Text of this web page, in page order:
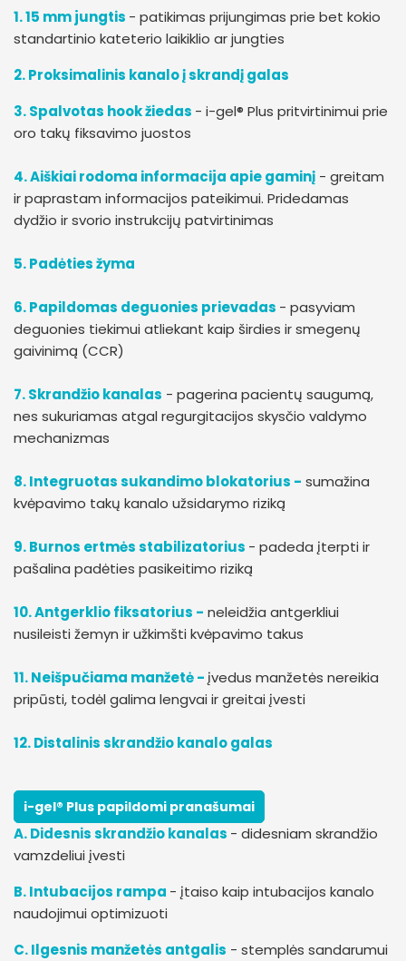
1. 15 mm jungtis - patikimas prijungimas prie bet kokio
standartinio kateterio laikiklio ar jungties
2. Proksimalinis kanalo į skrandį galas
3. Spalvotas hook žiedas - i-gel® Plus pritvirtinimui prie
oro takų fiksavimo juostos
4. Aiškiai rodoma informacija apie gaminį - greitam
ir paprastam informacijos pateikimui. Pridedamas
dydžio ir svorio instrukcijų patvirtinimas
5. Padėties žyma
6. Papildomas deguonies prievadas - pasyviam
deguonies tiekimui atliekant kaip širdies ir smegenų
gaivinimą (CCR)
7. Skrandžio kanalas - pagerina pacientų saugumą,
nes sukuriamas atgal regurgitacijos skysčio valdymo
mechanizmas
8. Integruotas sukandimo blokatorius - sumažina
kvėpavimo takų kanalo užsidarymo riziką
9. Burnos ertmės stabilizatorius - padeda įterpti ir
pašalina padėties pasikeitimo riziką
10. Antgerklio fiksatorius - neleidžia antgerkliui
nusileisti žemyn ir užkimšti kvėpavimo takus
11. Neišpučiama manžetė - įvedus manžetės nereikia
pripūsti, todėl galima lengvai ir greitai įvesti
12. Distalinis skrandžio kanalo galas
i-gel® Plus papildomi pranašumai
A. Didesnis skrandžio kanalas - didesniam skrandžio
vamzdeliui įvesti
B. Intubacijos rampa - įtaiso kaip intubacijos kanalo
naudojimui optimizuoti
C. Ilgesnis manžetės antgalis - stemplės sandarumui